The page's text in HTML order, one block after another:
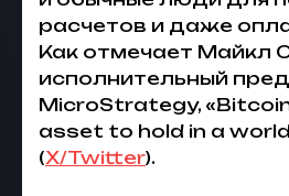
расчетов и даже
Как отмечает Майкл
исполнительный
MicroStrategy,
asset to hold in a
(X/Twitter).